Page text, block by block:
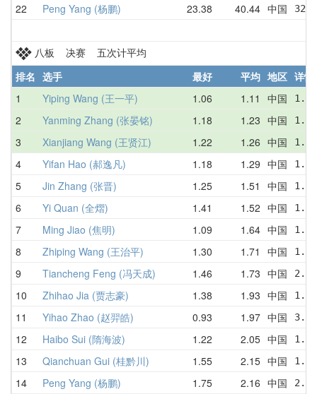
22 Peng Yang (杨鹏) 23.38 40.44 中国
八板 决赛 五次计平均
排名 选手 最好 平均 地区 详情
1
Yiping Wang (王一平) 1.06 1.11 中国
2 Yanming Zhang (张晏铭) 1.18 1.23 中国
3 Xianjiang Wang (王贤江) 1.22 1.26 中国
4 Yifan Hao (郝逸凡) 1.18 1.29 中国
5 Jin Zhang (张晋) 1.25 1.51 中国
6 Yi Quan (全熠) 1.41 1.52 中国
7 Ming Jiao (焦明) 1.09 1.64 中国
8 Zhiping Wang (王治平) 1.30 1.71 中国
9 Tiancheng Feng (冯天成) 1.46 1.73 中国
10 Zhihao Jia (贾志豪) 1.38 1.93 中国
11 Yihao Zhao (赵羿皓) 0.93 1.97 中国
12 Haibo Sui (隋海波) 1.22 2.05 中国
13 Qianchuan Gui (桂黔川) 1.55 2.15 中国
14 Peng Yang (杨鹏) 1.75 2.16 中国